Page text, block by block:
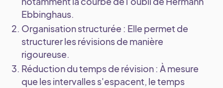
Ebbinghaus.
Organisation structurée : Elle permet de
structurer les révisions de manière
rigoureuse.
Réduction du temps de révision : À mesure
que les intervalles s'espacent, le temps